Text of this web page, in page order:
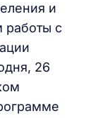
и
работы с
26